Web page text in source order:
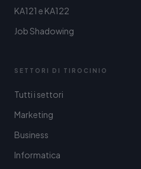
KA121 e KA122
Job Shadowing
SETTORI DI TIROCINIO
Tutti i settori
Marketing
Business
Informatica